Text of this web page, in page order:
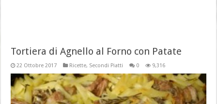
Tortiera di Agnello al Forno con Patate
22 Ottobre 2017 Ricette, Secondi Piatti 0 9,316